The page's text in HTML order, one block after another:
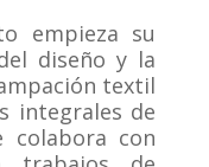
empieza su
diseño y la
textil
integrales de
colabora con